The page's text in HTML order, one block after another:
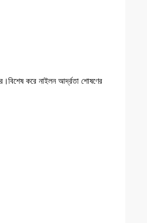
করে নাইলন আর্দ্রতা শোষণের